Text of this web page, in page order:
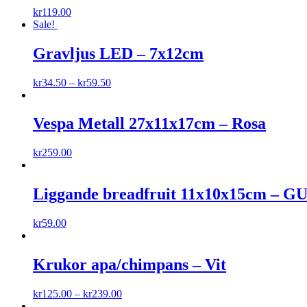
kr119.00
Sale!
Gravljus LED – 7x12cm
kr34.50 – kr59.50
Vespa Metall 27x11x17cm – Rosa
kr259.00
Liggande breadfruit 11x10x15cm –
kr59.00
Krukor apa/chimpans – Vit
kr125.00 – kr239.00